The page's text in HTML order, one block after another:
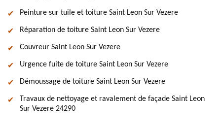
Peinture sur tuile et toiture Saint Leon Sur Vezere
Réparation de toiture Saint Leon Sur Vezere
Couvreur Saint Leon Sur Vezere
Urgence fuite de toiture Saint Leon Sur Vezere
Démoussage de toiture Saint Leon Sur Vezere
Travaux de nettoyage et ravalement de façade Saint Leon
Sur Vezere 24290